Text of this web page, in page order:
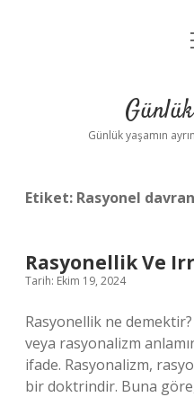
Günlük yaşamın
Etiket: Rasyonel
Rasyonellik Ve
Tarih: Ekim 19, 2024
Rasyonellik ne
veya rasyonalizm
ifade. Rasyonalizm,
bir doktrindir. Buna